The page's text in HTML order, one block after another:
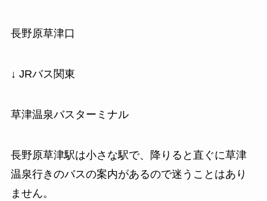
長野原草津口
↓ JRバス関東
草津温泉バスターミナル
長野原草津駅は小さな駅で、降りると直ぐに草津
温泉行きのバスの案内があるので迷うことはあり
ません。